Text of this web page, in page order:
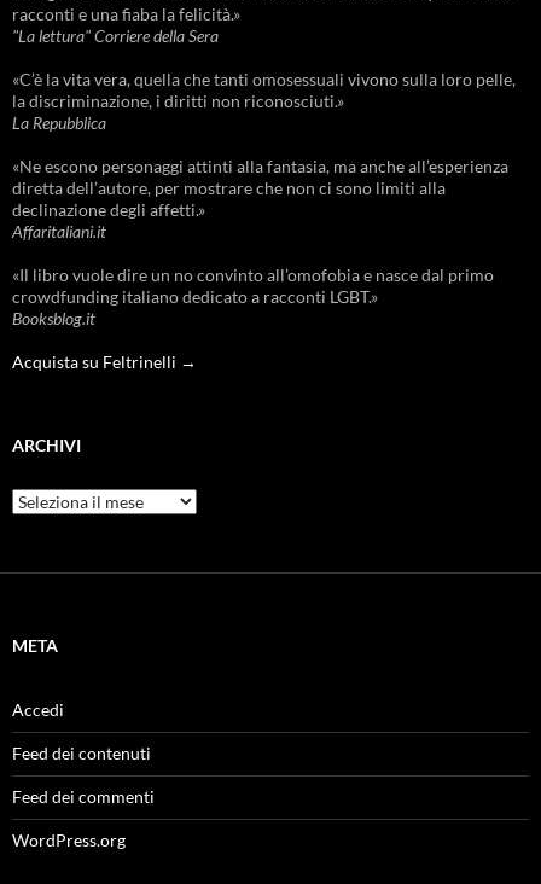
racconti e una fiaba la felicità.»
"La lettura" Corriere della Sera
«C’è la vita vera, quella che tanti omosessuali vivono sulla loro pelle,
la discriminazione, i diritti non riconosciuti.»
La Repubblica
«Ne escono personaggi attinti alla fantasia, ma anche all’esperienza
diretta dell’autore, per mostrare che non ci sono limiti alla
declinazione degli affetti.»
Affaritaliani.it
«Il libro vuole dire un no convinto all’omofobia e nasce dal primo
crowdfunding italiano dedicato a racconti LGBT.»
Booksblog.it
Acquista su Feltrinelli →
ARCHIVI
Archivi
META
Accedi
Feed dei contenuti
Feed dei commenti
WordPress.org